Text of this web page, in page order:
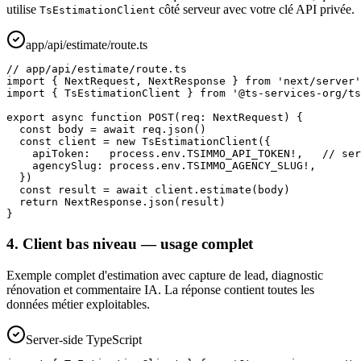
utilise TsEstimationClient côté serveur avec votre clé API privée.
app/api/estimate/route.ts
// app/api/estimate/route.ts
import { NextRequest, NextResponse } from 'next/server'
import { TsEstimationClient } from '@ts-services-org/
export async function POST(req: NextRequest) {
  const body = await req.json()
  const client = new TsEstimationClient({
apiToken:   process.env.TSIMMO_API_TOKEN!,   //
    agencySlug: process.env.TSIMMO_AGENCY_SLUG!,
  })
  const result = await client.estimate(body)
  return NextResponse.json(result)
}
4. Client bas niveau — usage complet
Exemple complet d'estimation avec capture de lead, diagnostic
rénovation et commentaire IA. La réponse contient toutes les
données métier exploitables.
Server-side TypeScript